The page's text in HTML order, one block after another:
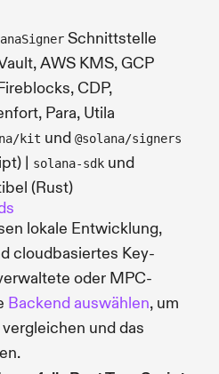
Schnittstelle
AWS KMS, GCP
CDP,
Para, Utila
kit und @solana/signers
| solana-sdk und
(Rust)
lokale Entwicklung,
cloudbasiertes Key-
oder MPC-
Backend auswählen, um
und das